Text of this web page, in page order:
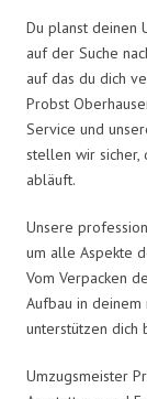
Du planst deinen
auf der Suche
auf das du dich
Probst
Service und
stellen wir sicher,
abläuft.
Unsere
um alle Aspekte
Vom Verpacken
Aufbau in
unterstützen dich
Umzugsmeister